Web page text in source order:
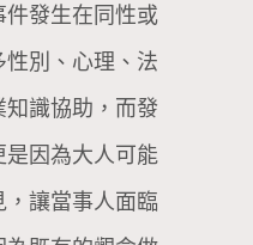
發生在同性或
別、心理、法
識協助，而發
是因為大人可能
讓當事人面臨